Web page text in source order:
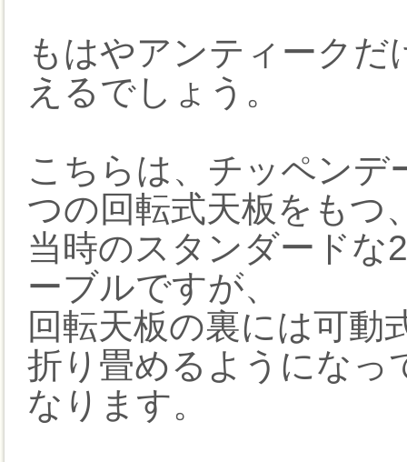
もはやアンティーク
えるでしょう。
こちらは、チッペンデ
つの回転式天板をもつ
当時のスタンダードな
ーブルですが、
回転天板の裏には可動
折り畳めるようになっ
なります。